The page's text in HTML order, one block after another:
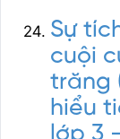
Sự
cuội
trăng
hiểu